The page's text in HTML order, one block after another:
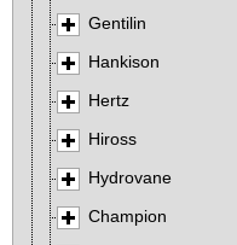
Gentilin
Hankison
Hertz
Hiross
Hydrovane
Champion